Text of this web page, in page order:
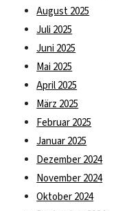
August 2025
Juli 2025
Juni 2025
Mai 2025
April 2025
März 2025
Februar 2025
Januar 2025
Dezember 2024
November 2024
Oktober 2024